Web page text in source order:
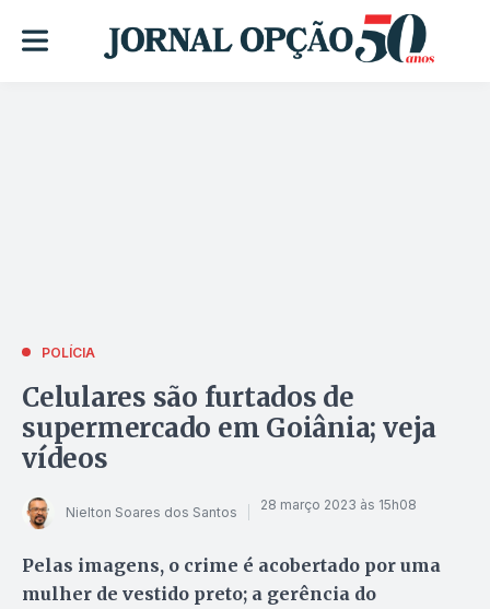
POLÍCIA
Celulares são furtados de
supermercado em Goiânia; veja
vídeos
Nielton Soares dos Santos 28 março 2023 às 15h08
Pelas imagens, o crime é acobertado por uma
mulher de vestido preto; a gerência do